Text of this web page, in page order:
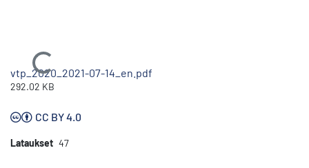
Ladataan...
vtp_2020_2021-07-14_en.pdf
292.02 KB
CC BY 4.0
Lataukset 47